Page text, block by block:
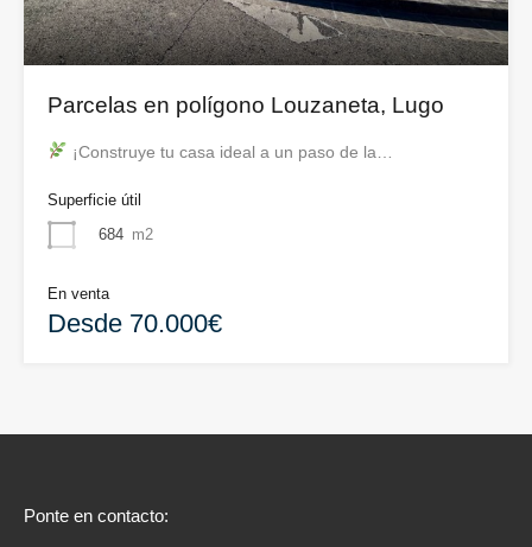
Parcelas en polígono Louzaneta, Lugo
¡Construye tu casa ideal a un paso de la…
Superficie útil
684 m2
En venta
Desde 70.000€
Ponte en contacto: